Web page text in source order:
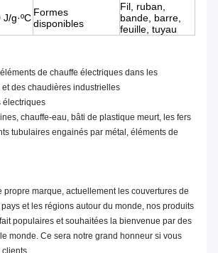
g·ºC Formes
disponibles
Fil, ruban,
bande, barre,
feuille, tuyau
de chauffe électriques dans les
des chaudières industrielles
électriques
chauffe-eau, bâti de plastique meurt, les fers
tubulaires engainés par métal, éléments de
propre marque, actuellement les couvertures de
et les régions autour du monde, nos produits
populaires et souhaitées la bienvenue par des
monde. Ce sera notre grand honneur si vous